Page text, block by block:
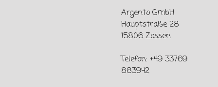
Argento GmbH
Hauptstraße 28
15806 Zossen
Telefon: +49 33769
883942